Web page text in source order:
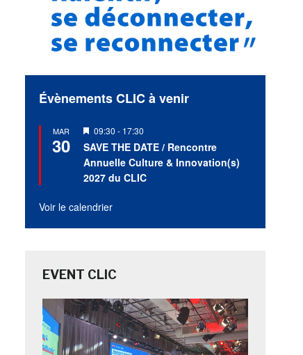
Évènements CLIC à venir
MAR
30
Mis
en
avant
09:30 - 17:30
SAVE THE DATE / Rencontre
Annuelle Culture & Innovation(s)
2027 du CLIC
Voir le calendrier
EVENT CLIC